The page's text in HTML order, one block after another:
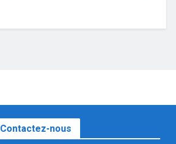
Contactez-nous